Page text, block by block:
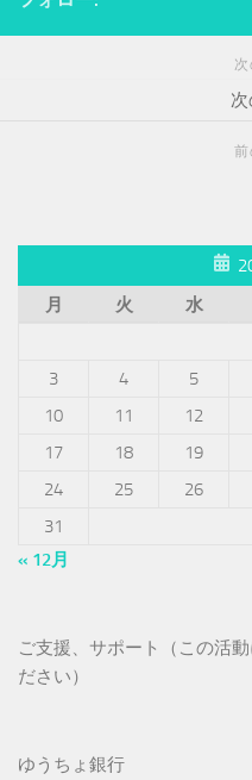
前
月
火 水
3
4 5
10
11 12
17
18 19
24
25 26
31
« 12月
ご支援、サポート（この活
ださい）
ゆうちょ銀行